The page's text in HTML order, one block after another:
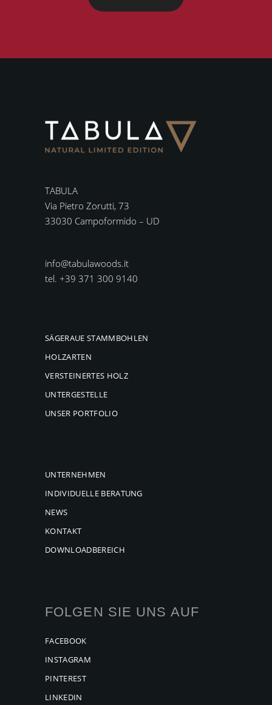
TABULA
Via Pietro Zorutti, 73
33030 Campoformido – UD
info@tabulawoods.it
tel. +39 371 300 9140
SÄGERAUE STAMMBOHLEN
HOLZARTEN
VERSTEINERTES HOLZ
UNTERGESTELLE
UNSER PORTFOLIO
UNTERNEHMEN
INDIVIDUELLE BERATUNG
NEWS
KONTAKT
DOWNLOADBEREICH
FOLGEN SIE UNS AUF
FACEBOOK
INSTAGRAM
PINTEREST
LINKEDIN